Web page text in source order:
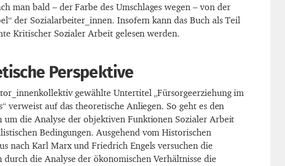
man bald – der Farbe des Umschlages wegen – von der
der Sozialarbeiter_innen. Insofern kann das Buch als Teil
Kritischer Sozialer Arbeit gelesen werden.
Perspektive
gewählte Untertitel „Fürsorgeerziehung im
verweist auf das theoretische Anliegen. So geht es den
um die Analyse der objektiven Funktionen Sozialer Arbeit
Bedingungen. Ausgehend vom Historischen
nach Karl Marx und Friedrich Engels versuchen die
durch die Analyse der ökonomischen Verhältnisse die